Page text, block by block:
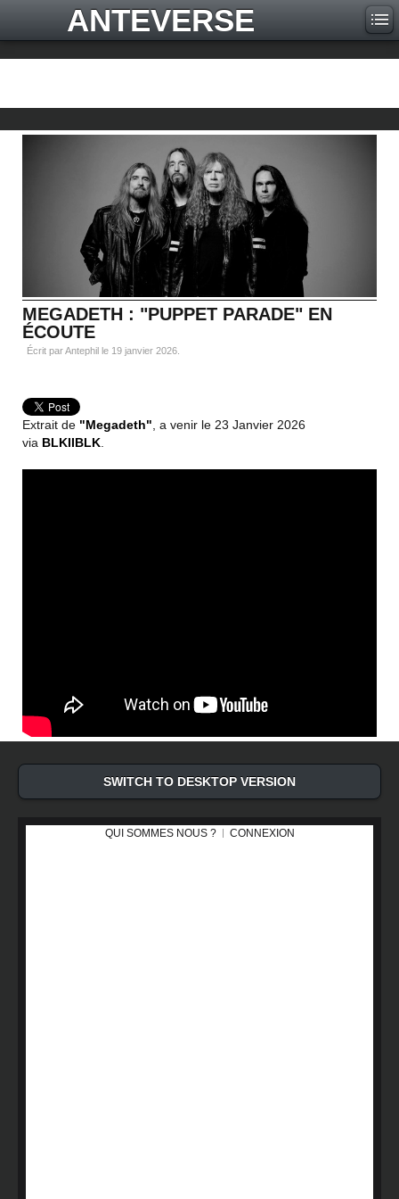
ANTEVERSE
MEGADETH : "PUPPET PARADE" EN
ÉCOUTE
Écrit par Antephil le 19 janvier 2026
Extrait de "Megadeth" , a venir le 23 Janvier 2026
via BLKIIBLK
SWITCH TO DESKTOP VERSION
QUI SOMMES NOUS ? CONNEXION